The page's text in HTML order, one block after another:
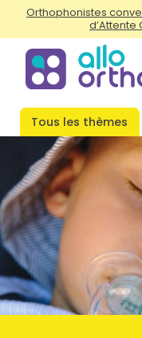
Orthophonistes
d’Attente
Tous les thèmes